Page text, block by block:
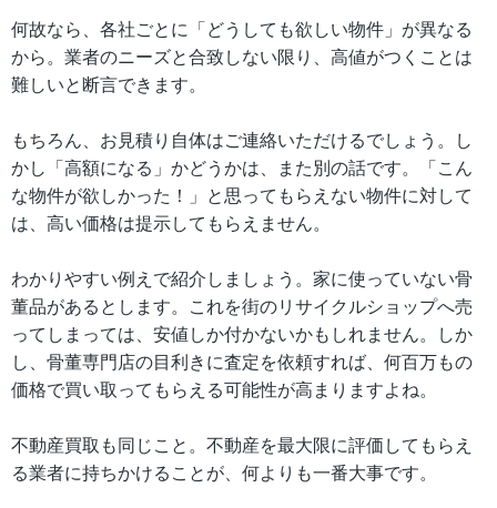
何故なら、各社ごとに「どうしても欲しい物件」が異なる
から。業者のニーズと合致しない限り、高値がつくことは
難しいと断言できます。
もちろん、お見積り自体はご連絡いただけるでしょう。し
かし「高額になる」かどうかは、また別の話です。「こん
な物件が欲しかった！」と思ってもらえない物件に対して
は、高い価格は提示してもらえません。
わかりやすい例えで紹介しましょう。家に使っていない骨
董品があるとします。これを街のリサイクルショップへ売
ってしまっては、安値しか付かないかもしれません。しか
し、骨董専門店の目利きに査定を依頼すれば、何百万もの
価格で買い取ってもらえる可能性が高まりますよね。
不動産買取も同じこと。不動産を最大限に評価してもらえ
る業者に持ちかけることが、何よりも一番大事です。